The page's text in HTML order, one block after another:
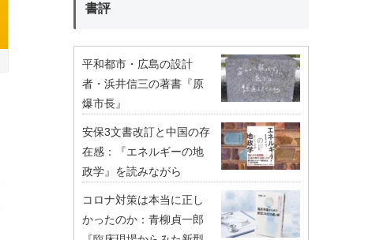
書評
平和都市・広島の設計
者・浜井信三の著書『原
爆市長』
安保3文書改訂と中国の存
在感：『エネルギーの地
政学』を読みながら
コロナ対策は本当に正し
かったのか：青柳貞一郎